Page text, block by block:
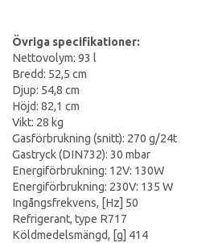
Övriga specifikationer:
Nettovolym: 93 l
Bredd: 52,5 cm
Djup: 54,8 cm
Höjd: 82,1 cm
Vikt: 28 kg
Gasförbrukning (snitt): 270 g/24t
Gastryck (DIN732): 30 mbar
Energiförbrukning: 12V: 130W
Energiförbrukning: 230V: 135 W
Ingångsfrekvens, [Hz] 50
Refrigerant, type R717
Köldmedelsmängd, [g] 414